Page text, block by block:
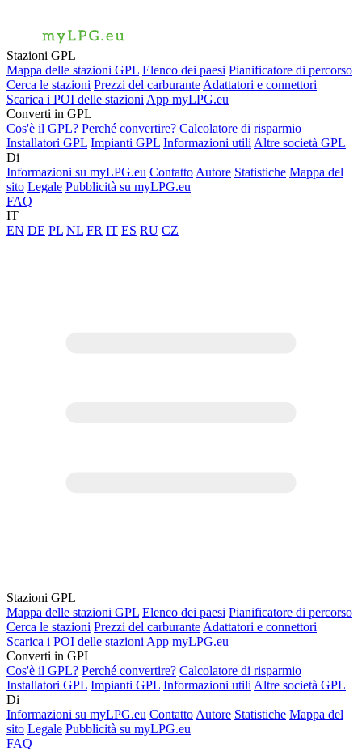
Stazioni GPL
Mappa delle stazioni GPL Elenco dei paesi Pianificatore di percorso
Cerca le stazioni Prezzi del carburante Adattatori e connettori
Scarica i POI delle stazioni App myLPG.eu
Converti in GPL
Cos'è il GPL? Perché convertire? Calcolatore di risparmio
Installatori GPL Impianti GPL Informazioni utili Altre società GPL
Di
Informazioni su myLPG.eu Contatto Autore Statistiche Mappa del
sito Legale Pubblicità su myLPG.eu
FAQ
IT
EN DE PL NL FR IT ES RU CZ
Stazioni GPL
Mappa delle stazioni GPL Elenco dei paesi Pianificatore di percorso
Cerca le stazioni Prezzi del carburante Adattatori e connettori
Scarica i POI delle stazioni App myLPG.eu
Converti in GPL
Cos'è il GPL? Perché convertire? Calcolatore di risparmio
Installatori GPL Impianti GPL Informazioni utili Altre società GPL
Di
Informazioni su myLPG.eu Contatto Autore Statistiche Mappa del
sito Legale Pubblicità su myLPG.eu
FAQ